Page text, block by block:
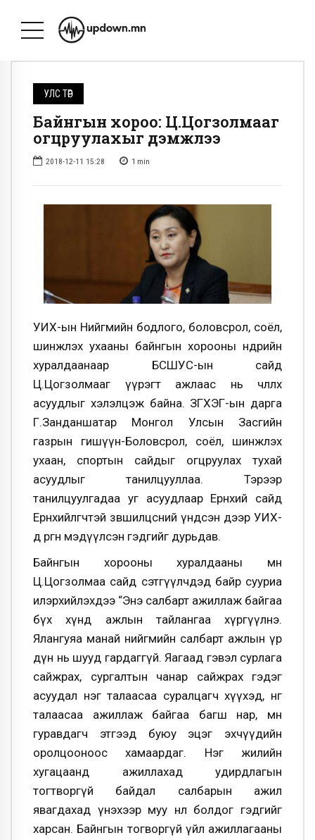
УЛС ТӨР
Байнгын хороо: Ц.Цогзолмааг
огцруулахыг дэмжлээ
2018-12-11 15:28 1 min
УИХ-ын Нийгмийн бодлого, боловсрол, соёл,
шинжлэх ухааны байнгын хорооны өнөөдрийн
хуралдаанаар БСШУС-ын сайд
Ц.Цогзолмааг үүрэгт ажлаас нь чөлөөлөх
асуудлыг хэлэлцэж байна. ЗГХЭГ-ын дарга
Г.Занданшатар Монгол Улсын Засгийн
газрын гишүүн-Боловсрол, соёл, шинжлэх
ухаан, спортын сайдыг огцруулах тухай
асуудлыг танилцууллаа. Тэрээр
танилцуулгадаа уг асуудлаар Ерөнхий сайд
Ерөнхийлөгчтэй зөвшилцсөний үндсэн дээр УИХ-
д өргөн мэдүүлсэн гэдгийг дурьдав.
Байнгын хорооны хуралдааны өмнө
Ц.Цогзолмаа сайд сэтгүүлчдэд байр сууриа
илэрхийлэхдээ “Энэ салбарт ажиллаж байгаа
бүх хүнд ажлын тайлангаа хүргүүлнэ.
Ялангуяа манай нийгмийн салбарт ажлын үр
дүн нь шууд гардаггүй. Яагаад гэвэл сурлага
сайжрах, сургалтын чанар сайжрах гэдэг
асуудал нэг талаасаа суралцагч хүүхэд, нөгөө
талаасаа ажиллаж байгаа багш нар, мөн
гуравдагч этгээд буюу эцэг эхчүүдийн
оролцооноос хамаардаг. Нэг жилийн
хугацаанд ажиллахад удирдлагын
тогтворгүй байдал салбарын ажил
явагдахад үнэхээр муу нөлөө болдог гэдгийг
харсан. Байнгын тогворгүй үйл ажиллагааны